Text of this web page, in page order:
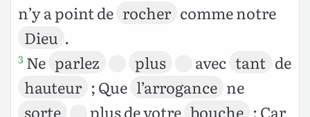
n’y a point de rocher comme notre
Dieu .
3 Ne parlez plus avec tant de
hauteur ; Que l’arrogance ne
sorte
plus de votre bouche ; Car